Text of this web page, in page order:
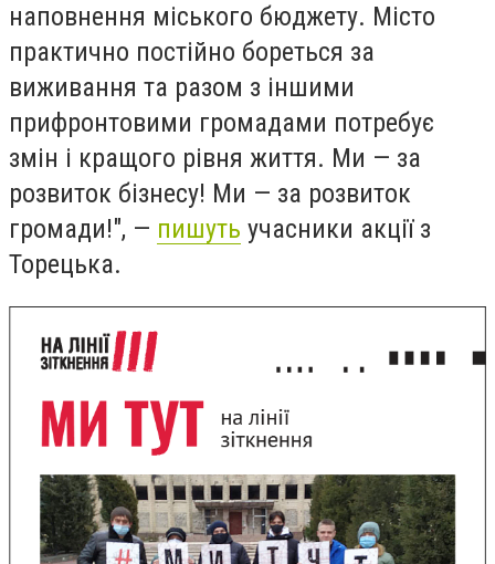
наповнення міського бюджету. Місто
практично постійно бореться за
виживання та разом з іншими
прифронтовими громадами потребує
змін і кращого рівня життя. Ми — за
розвиток бізнесу! Ми — за розвиток
громади!", — пишуть учасники акції з
Торецька.